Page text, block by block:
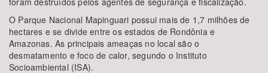
O Parque Nacional Mapinguari possui mais de 1,7 milhões de
hectares e se divide entre os estados de Rondônia e
Amazonas. As principais ameaças no local são o
desmatamento e foco de calor, segundo o Instituto
Socioambiental (ISA).